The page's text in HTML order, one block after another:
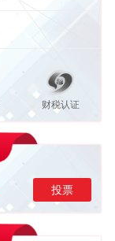
财税认证
投票